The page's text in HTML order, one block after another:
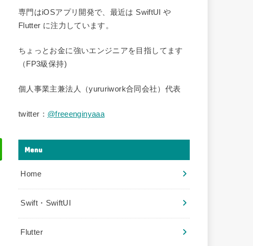
専門はiOSアプリ開発で、最近は SwiftUI や
Flutter に注力しています。
ちょっとお金に強いエンジニアを目指してます
（FP3級保持)
個人事業主兼法人（yururiwork合同会社）代表
twitter： @freeenginyaaa
Menu
Home
Swift・SwiftUI
Flutter